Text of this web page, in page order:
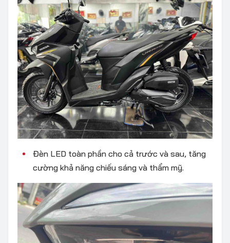
Đèn LED toàn phần cho cả trước và sau, tăng
cường khả năng chiếu sáng và thẩm mỹ.